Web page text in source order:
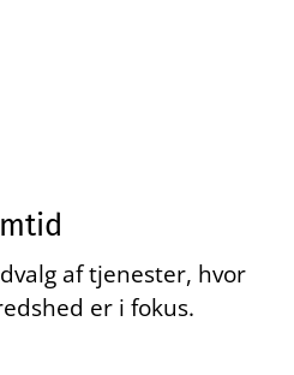
af tjenester, hvor
er i fokus.